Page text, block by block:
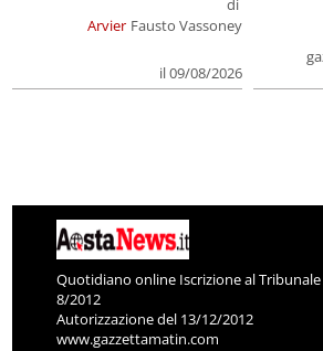
Arvier
di
Fausto Vassoney
il 09/08/2026
Quotidiano online Iscrizione al
8/2012
Autorizzazione del 13/12/2012
www.gazzettamatin.com